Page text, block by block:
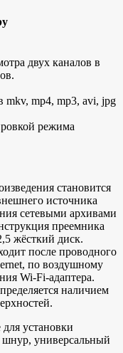
двух каналов в
mkv, mp4, mp3, avi, jpg
режима
становится
источника
сетевыми архивами
преемника
жёсткий диск.
после проводного
по воздушному
Wi-Fi-адаптера.
наличием
установки
шнур, универсальный